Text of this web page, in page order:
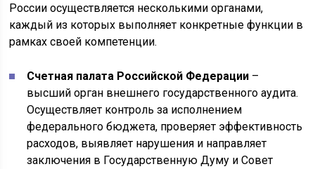
России осуществляется несколькими органами,
каждый из которых выполняет конкретные функции в
рамках своей компетенции.
Счетная палата Российской Федерации –
высший орган внешнего государственного аудита.
Осуществляет контроль за исполнением
федерального бюджета, проверяет эффективность
расходов, выявляет нарушения и направляет
заключения в Государственную Думу и Совет